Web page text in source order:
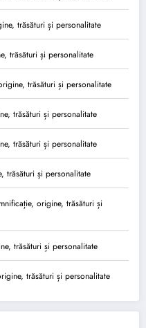
trăsături și personalitate
trăsături și personalitate
trăsături și personalitate
trăsături și personalitate
trăsături și personalitate
trăsături și personalitate
origine, trăsături și
trăsături și personalitate
trăsături și personalitate